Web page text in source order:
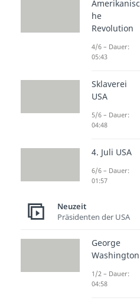
und wurde zur
das Ende
dasEnde
Kaisertums
Kaiser
Regierung
Die
Amerikanisc
he
Revolution
4/6 – Dauer:
05:43
Sklaverei
USA
5/6 – Dauer:
04:48
4. Juli USA
6/6 – Dauer:
01:57
Neuzeit
Präsidenten der USA
George
Washington
1/2 – Dauer:
04:58